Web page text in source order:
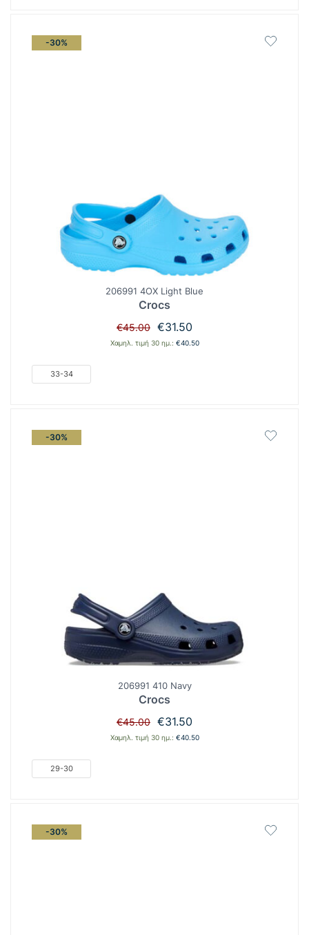
-30%
206991 4OX Light Blue
Crocs
€45.00 Original
price
€31.50
τρέχουσα
Χαμηλ. τιμή 30 ημ.: €40.50
33-34
-30%
206991 410 Navy
Crocs
€45.00 Original
price
€31.50
τρέχουσα
Χαμηλ. τιμή 30 ημ.: €40.50
29-30
-30%